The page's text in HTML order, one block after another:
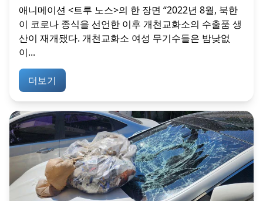
애니메이션 <트루 노스>의 한 장면 “2022년 8월, 북한
이 코로나 종식을 선언한 이후 개천교화소의 수출품 생
산이 재개됐다. 개천교화소 여성 무기수들은 밤낮없
이...
더보기